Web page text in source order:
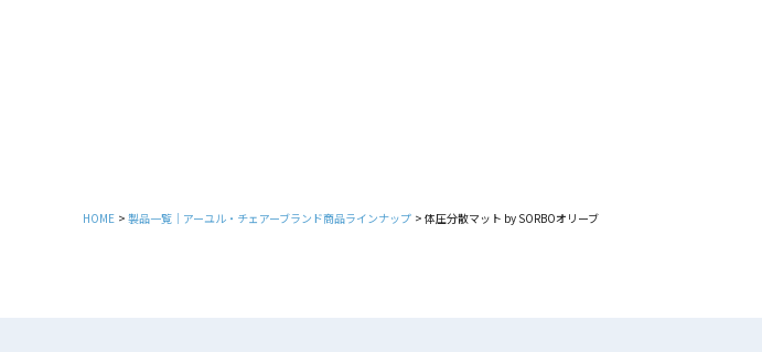
HOME 製品一覧｜アーユル・チェアーブランド商品ラインナップ 体圧分散マット by SORBOオリーブ